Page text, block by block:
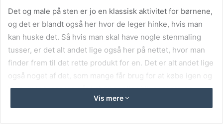
Det og male på sten er jo en klassisk aktivitet for børnene,
og det er blandt også her hvor de leger hinke, hvis man
kan huske det. Så hvis man skal have nogle stenmaling
tusser, er det alt andet lige også her på nettet, hvor man
finder frem til det rette produkt for en. Det er alt andet lige
også noget af det, som mange får brug for at købe igen og
igen, hvis tusserne går i stykker eller bliver slidte op.
Vis mere